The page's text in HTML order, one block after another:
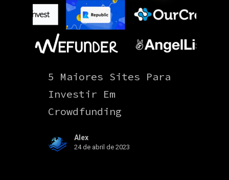
5 Maiores Sites Para
Investir Em
Crowdfunding
Alex
24 de abril de 2023